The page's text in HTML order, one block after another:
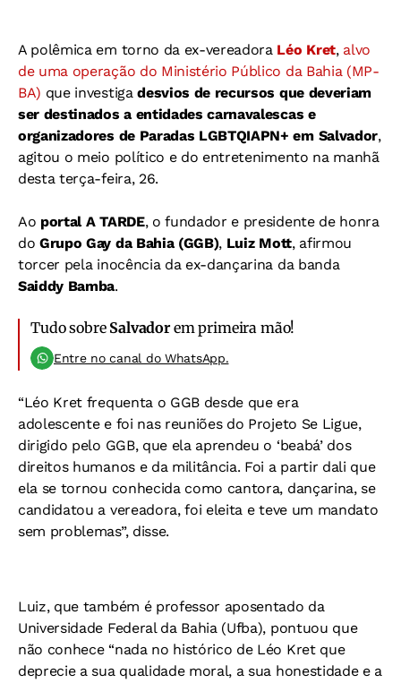
A polêmica em torno da ex-vereadora Léo Kret, alvo
de uma operação do Ministério Público da Bahia (MP-
BA) que investigadesvios de recursos que deveriam
ser destinados a entidades carnavalescas e
organizadores de Paradas LGBTQIAPN+ em Salvador,
agitou o meio político e do entretenimento na manhã
desta terça-feira, 26.
Ao portal A TARDE, o fundador e presidente de honra
doGrupo Gay da Bahia (GGB), Luiz Mott, afirmou
torcer pela inocência da ex-dançarina da banda
Saiddy Bamba.
Tudo sobre Salvadorem primeira mão!
Entre no canal do WhatsApp.
“Léo Kret frequenta o GGB desde que era
adolescente e foi nas reuniões do Projeto Se Ligue,
dirigido pelo GGB, que ela aprendeu o ‘beabá’ dos
direitos humanos e da militância. Foi a partir dali que
ela se tornou conhecida como cantora, dançarina, se
candidatou a vereadora, foi eleita e teve um mandato
sem problemas”, disse.
Luiz, que também é professor aposentado da
Universidade Federal da Bahia (Ufba), pontuou que
não conhece “nada no histórico de Léo Kret que
deprecie a sua qualidade moral, a sua honestidade e a